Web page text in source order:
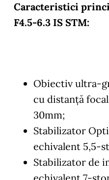
Caracteristici
F4.5-6.3 IS STM:
Obiectiv ultra-
cu distanţă
30mm;
Stabilizator
echivalent 5,5-
Stabilizator de